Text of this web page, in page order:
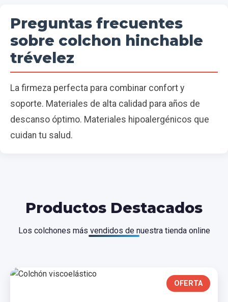
Preguntas frecuentes
sobre colchon hinchable
trévelez
La firmeza perfecta para combinar confort y
soporte. Materiales de alta calidad para años de
descanso óptimo. Materiales hipoalergénicos que
cuidan tu salud.
Productos Destacados
Los colchones más vendidos de nuestra tienda online
OFERTA